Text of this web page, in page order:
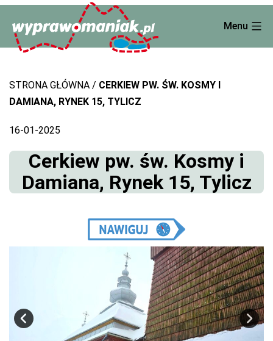
content
Menu
STRONA GŁÓWNA
CERKIEW PW. ŚW. KOSMY I
DAMIANA, RYNEK 15, TYLICZ
16-01-2025
Cerkiew pw. św. Kosmy i
Damiana, Rynek 15, Tylicz